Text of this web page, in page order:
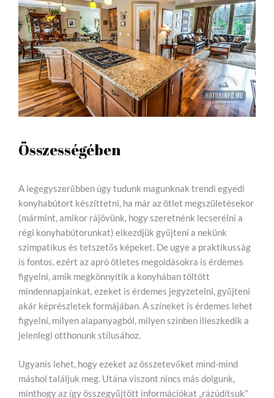
Összességében
A legegyszerűbben úgy tudunk magunknak trendi egyedi
konyhabútort készíttetni, ha már az ötlet megszületésekor
(mármint, amikor rájövünk, hogy szeretnénk lecserélni a
régi konyhabútorunkat) elkezdjük gyűjteni a nekünk
szimpatikus és tetszetős képeket. De ugye a praktikusság
is fontos, ezért az apró ötletes megoldásokra is érdemes
figyelni, amik megkönnyítik a konyhában töltött
mindennapjainkat, ezeket is érdemes jegyzetelni, gyűjteni
akár képrészletek formájában. A színeket is érdemes lehet
figyelni, milyen alapanyagból, milyen színben illeszkedik a
jelenlegi otthonunk stílusához.
Ugyanis lehet, hogy ezeket az összetevőket mind-mind
máshol találjuk meg. Utána viszont nincs más dolgunk,
minthogy az így összegyűjtött információkat „rázúdítsuk”